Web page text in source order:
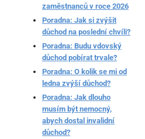
zaměstnanců v roce 2026
Poradna: Jak si zvýšit
důchod na poslední chvíli?
Poradna: Budu vdovský
důchod pobírat trvale?
Poradna: O kolik se mi od
ledna zvýší důchod?
Poradna: Jak dlouho
musím být nemocný,
abych dostal invalidní
důchod?